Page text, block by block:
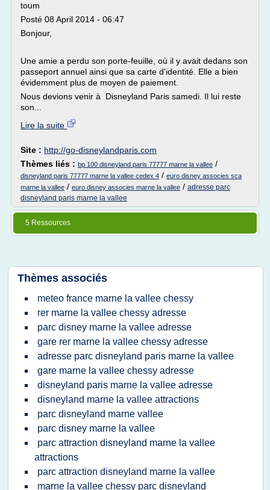
toum
Posté 08 April 2014 - 06:47
Bonjour,
Une amie a perdu son porte-feuille, où il y avait dedans son
passeport annuel ainsi que sa carte d'identité. Elle a bien
évidemment plus de moyen de paiement.
Nous devions venir à Disneyland Paris samedi. Il lui reste
son...
Lire la suite
Site : http://go-disneylandparis.com
Thèmes liés : bp 100 disneyland paris 77777 marne la vallee /
disneyland paris 77777 marne la vallee cedex 4 / euro disney associes sca
marne la vallee / euro disney associes marne la vallee / adresse parc
disneyland paris marne la vallee
5 Ressources
Thèmes associés
meteo france marne la vallee chessy
rer marne la vallee chessy adresse
parc disney marne la vallee adresse
gare rer marne la vallee chessy adresse
adresse parc disneyland paris marne la vallee
gare marne la vallee chessy adresse
disneyland paris marne la vallee adresse
disneyland marne la vallee attractions
parc disneyland marne vallee
parc disney marne la vallee
parc attraction disneyland marne la vallee
attractions
parc attraction disneyland marne la vallee
marne la vallee chessy parc disneyland